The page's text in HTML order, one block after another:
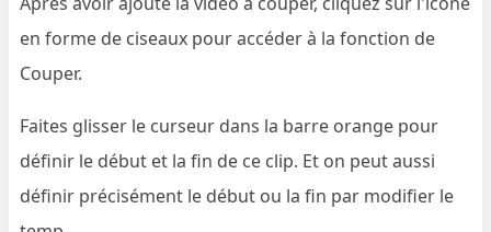
en forme de ciseaux pour accéder à la fonction de
Couper.
Faites glisser le curseur dans la barre orange pour
définir le début et la fin de ce clip. Et on peut aussi
définir précisément le début ou la fin par modifier le